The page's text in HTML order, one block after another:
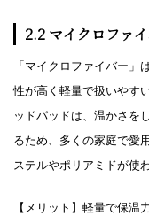
2.2 マイクロファ
「マイクロファイバー」
性が高く軽量で扱いやす
ッドパッドは、温かさを
るため、多くの家庭で愛
ステルやポリアミドが使
【メリット】軽量で保